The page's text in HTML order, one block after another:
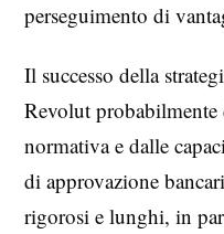
perseguimento di
Il successo della
Revolut probabilmente
normativa e dalle
di approvazione
rigorosi e lunghi, in